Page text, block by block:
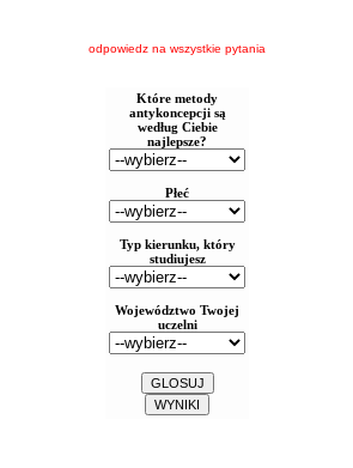
odpowiedz na wszystkie pytania